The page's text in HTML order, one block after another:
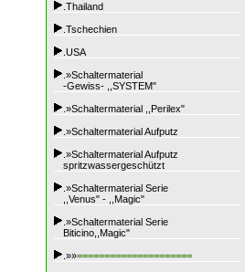
.Thailand
.Tschechien
.USA
.»Schaltermaterial
-Gewiss- ,,SYSTEM"
.»Schaltermaterial ,,Perilex"
.»Schaltermaterial Aufputz
.»Schaltermaterial Aufputz
spritzwassergeschützt
.»Schaltermaterial Serie
,,Venus" - ,,Magic"
.»Schaltermaterial Serie
Biticino,,Magic"
.»»=====================